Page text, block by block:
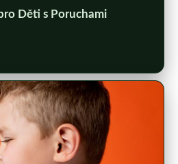
Děti s Poruchami